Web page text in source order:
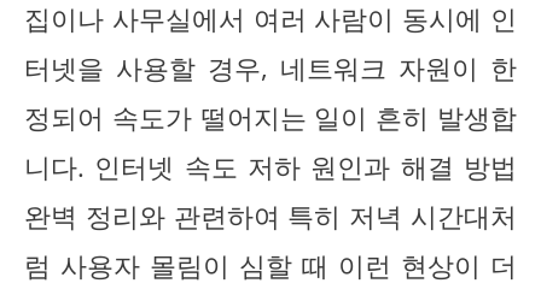
집이나 사무실에서 여러 사람이 동시에 인
터넷을 사용할 경우, 네트워크 자원이 한
정되어 속도가 떨어지는 일이 흔히 발생합
니다. 인터넷 속도 저하 원인과 해결 방법
완벽 정리와 관련하여 특히 저녁 시간대처
럼 사용자 몰림이 심할 때 이런 현상이 더